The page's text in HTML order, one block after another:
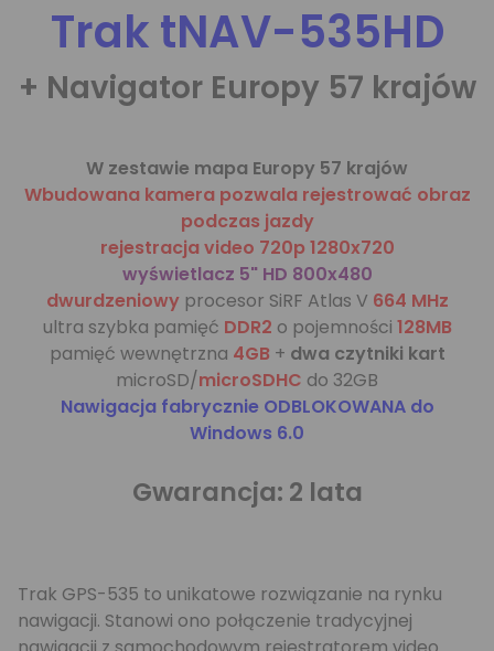
Trak tNAV-535HD
+ Navigator Europy 57 krajów
W zestawie mapa Europy 57 krajów
Wbudowana kamera pozwala rejestrować obraz
podczas jazdy
rejestracja video 720p 1280x720
wyświetlacz 5" HD 800x480
dwurdzeniowyprocesor SiRF Atlas V 664 MHz
ultra szybka pamięć DDR2 o pojemności 128MB
pamięć wewnętrzna 4GB + dwa czytniki kart
microSD/microSDHC do 32GB
Nawigacja fabrycznie ODBLOKOWANA do
Windows 6.0
Gwarancja: 2 lata
Trak GPS-535 to unikatowe rozwiązanie na rynku
nawigacji. Stanowi ono połączenie tradycyjnej